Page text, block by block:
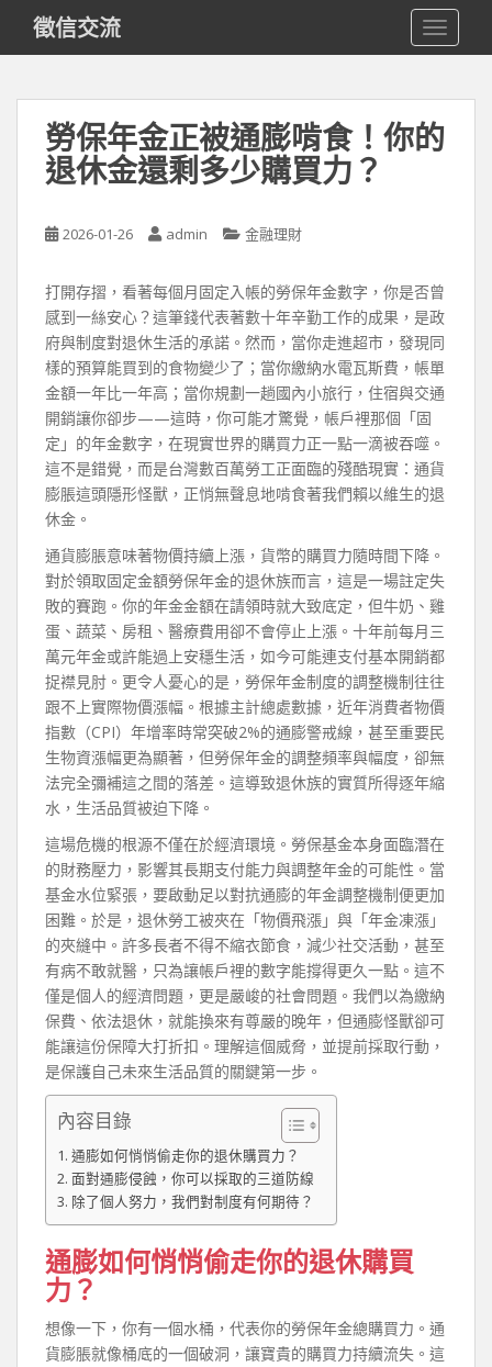
i
徵信交流
勞保年金正被通膨啃食！你的
退休金還剩多少購買力？
2026-01-26 admin 金融理財
打開存摺，看著每個月固定入帳的勞保年金數字，你是否曾
感到一絲安心？這筆錢代表著數十年辛勤工作的成果，是政
府與制度對退休生活的承諾。然而，當你走進超市，發現同
樣的預算能買到的食物變少了；當你繳納水電瓦斯費，帳單
金額一年比一年高；當你規劃一趟國內小旅行，住宿與交通
開銷讓你卻步——這時，你可能才驚覺，帳戶裡那個「固
定」的年金數字，在現實世界的購買力正一點一滴被吞噬。
這不是錯覺，而是台灣數百萬勞工正面臨的殘酷現實：通貨
膨脹這頭隱形怪獸，正悄無聲息地啃食著我們賴以維生的退
休金。
通貨膨脹意味著物價持續上漲，貨幣的購買力隨時間下降。
對於領取固定金額勞保年金的退休族而言，這是一場註定失
敗的賽跑。你的年金金額在請領時就大致底定，但牛奶、雞
蛋、蔬菜、房租、醫療費用卻不會停止上漲。十年前每月三
萬元年金或許能過上安穩生活，如今可能連支付基本開銷都
捉襟見肘。更令人憂心的是，勞保年金制度的調整機制往往
跟不上實際物價漲幅。根據主計總處數據，近年消費者物價
指數（CPI）年增率時常突破2%的通膨警戒線，甚至重要民
生物資漲幅更為顯著，但勞保年金的調整頻率與幅度，卻無
法完全彌補這之間的落差。這導致退休族的實質所得逐年縮
水，生活品質被迫下降。
這場危機的根源不僅在於經濟環境。勞保基金本身面臨潛在
的財務壓力，影響其長期支付能力與調整年金的可能性。當
基金水位緊張，要啟動足以對抗通膨的年金調整機制便更加
困難。於是，退休勞工被夾在「物價飛漲」與「年金凍漲」
的夾縫中。許多長者不得不縮衣節食，減少社交活動，甚至
有病不敢就醫，只為讓帳戶裡的數字能撐得更久一點。這不
僅是個人的經濟問題，更是嚴峻的社會問題。我們以為繳納
保費、依法退休，就能換來有尊嚴的晚年，但通膨怪獸卻可
能讓這份保障大打折扣。理解這個威脅，並提前採取行動，
是保護自己未來生活品質的關鍵第一步。
內容目錄
通膨如何悄悄偷走你的退休購買力？
面對通膨侵蝕，你可以採取的三道防線
除了個人努力，我們對制度有何期待？
通膨如何悄悄偷走你的退休購買
力？
想像一下，你有一個水桶，代表你的勞保年金總購買力。通
貨膨脹就像桶底的一個破洞，讓寶貴的購買力持續流失。這